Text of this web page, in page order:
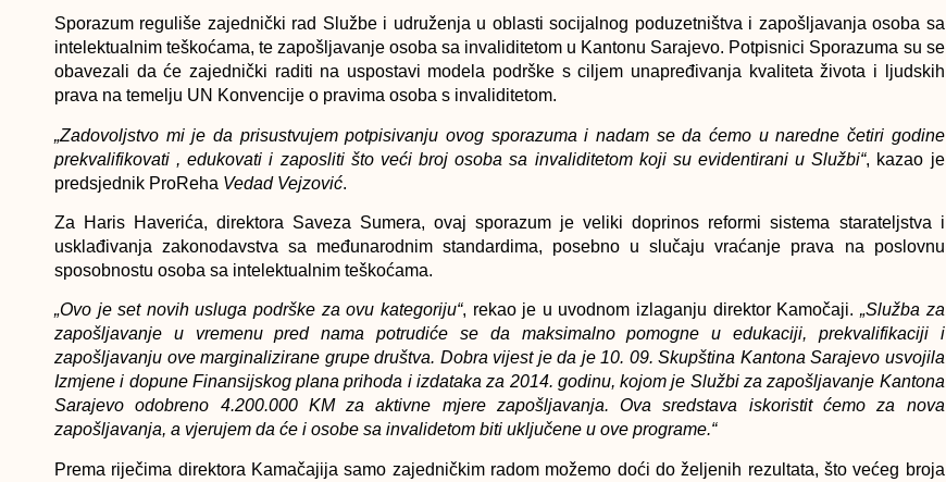
Sporazum reguliše zajednički rad Službe i udruženja u oblasti socijalnog poduzetništva i zapošljavanja osoba sa
intelektualnim teškoćama, te zapošljavanje osoba sa invaliditetom u Kantonu Sarajevo. Potpisnici Sporazuma su se
obavezali da će zajednički raditi na uspostavi modela podrške s ciljem unapređivanja kvaliteta života i ljudskih
prava na temelju UN Konvencije o pravima osoba s invaliditetom.
„Zadovoljstvo mi je da prisustvujem potpisivanju ovog sporazuma i nadam se da ćemo u naredne četiri godine
prekvalifikovati , edukovati i zaposliti što veći broj osoba sa invaliditetom koji su evidentirani u Službi“, kazao je
predsjednik ProReha Vedad Vejzović.
Za Haris Haverića, direktora Saveza Sumera, ovaj sporazum je veliki doprinos reformi sistema starateljstva i
usklađivanja zakonodavstva sa međunarodnim standardima, posebno u slučaju vraćanje prava na poslovnu
sposobnostu osoba sa intelektualnim teškoćama.
„Ovo je set novih usluga podrške za ovu kategoriju“, rekao je u uvodnom izlaganju direktor Kamočaji. „Služba za
zapošljavanje u vremenu pred nama potrudiće se da maksimalno pomogne u edukaciji, prekvalifikaciji i
zapošljavanju ove marginalizirane grupe društva. Dobra vijest je da je 10. 09. Skupština Kantona Sarajevo usvojila
Izmjene i dopune Finansijskog plana prihoda i izdataka za 2014. godinu, kojom je Službi za zapošljavanje Kantona
Sarajevo odobreno 4.200.000 KM za aktivne mjere zapošljavanja. Ova sredstava iskoristit ćemo za nova
zapošljavanja, a vjerujem da će i osobe sa invalidetom biti uključene u ove programe.“
Prema riječima direktora Kamačajija samo zajedničkim radom možemo doći do željenih rezultata, što većeg broja